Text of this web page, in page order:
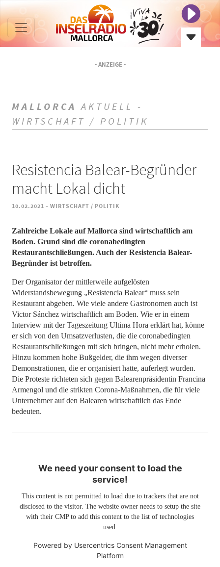
- ANZEIGE -
MALLORCA AKTUELL -
WIRTSCHAFT / POLITIK
Resistencia Balear-Begründer
macht Lokal dicht
10.02.2021 - WIRTSCHAFT / POLITIK
Zahlreiche Lokale auf Mallorca sind wirtschaftlich am
Boden. Grund sind die coronabedingten
Restaurantschließungen. Auch der Resistencia Balear-
Begründer ist betroffen.
Der Organisator der mittlerweile aufgelösten
Widerstandsbewegung „Resistencia Balear“ muss sein
Restaurant abgeben. Wie viele andere Gastronomen auch ist
Victor Sánchez wirtschaftlich am Boden. Wie er in einem
Interview mit der Tageszeitung Ultima Hora erklärt hat, könne
er sich von den Umsatzverlusten, die die coronabedingten
Restaurantschließungen mit sich bringen, nicht mehr erholen.
Hinzu kommen hohe Bußgelder, die ihm wegen diverser
Demonstrationen, die er organisiert hatte, auferlegt wurden.
Die Proteste richteten sich gegen Balearenpräsidentin Francina
Armengol und die strikten Corona-Maßnahmen, die für viele
Unternehmer auf den Balearen wirtschaftlich das Ende
bedeuten.
We need your consent to load the
service!
This content is not permitted to load due to trackers that are not
disclosed to the visitor. The website owner needs to setup the site
with their CMP to add this content to the list of technologies
used.
Powered by Usercentrics Consent Management
Platform